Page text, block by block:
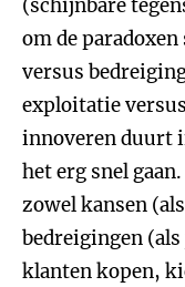
(schijnbare
om de
versus
exploitatie
innoveren duurt
het erg snel
zowel kansen
bedreigingen
klanten kopen,